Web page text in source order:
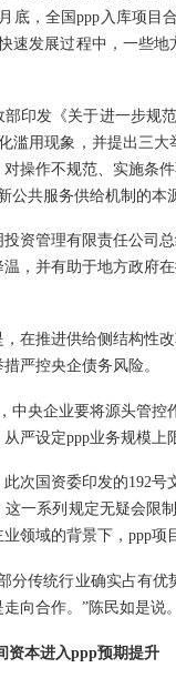
底，全国ppp入库项目
速发展过程中，一些
部印发《关于进一步规
滥用现象，并提出三
对操作不规范、实施条
公共服务供给机制的本
资管理有限责任公司
，并有助于地方政府
在推进供给侧结构性
严控央企债务风险。
中央企业要将源头管控
严设定ppp业务规模上
次国资委印发的192号
一系列规定无疑会限
领域的背景下，ppp项
分传统行业确实占有
向合作。”陈民如是说。
资本进入ppp预期提升